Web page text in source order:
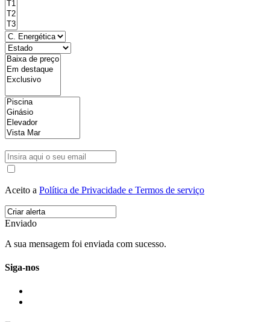
Aceito a Política de Privacidade e Termos de serviço
Enviado
A sua mensagem foi enviada com sucesso.
Siga-nos